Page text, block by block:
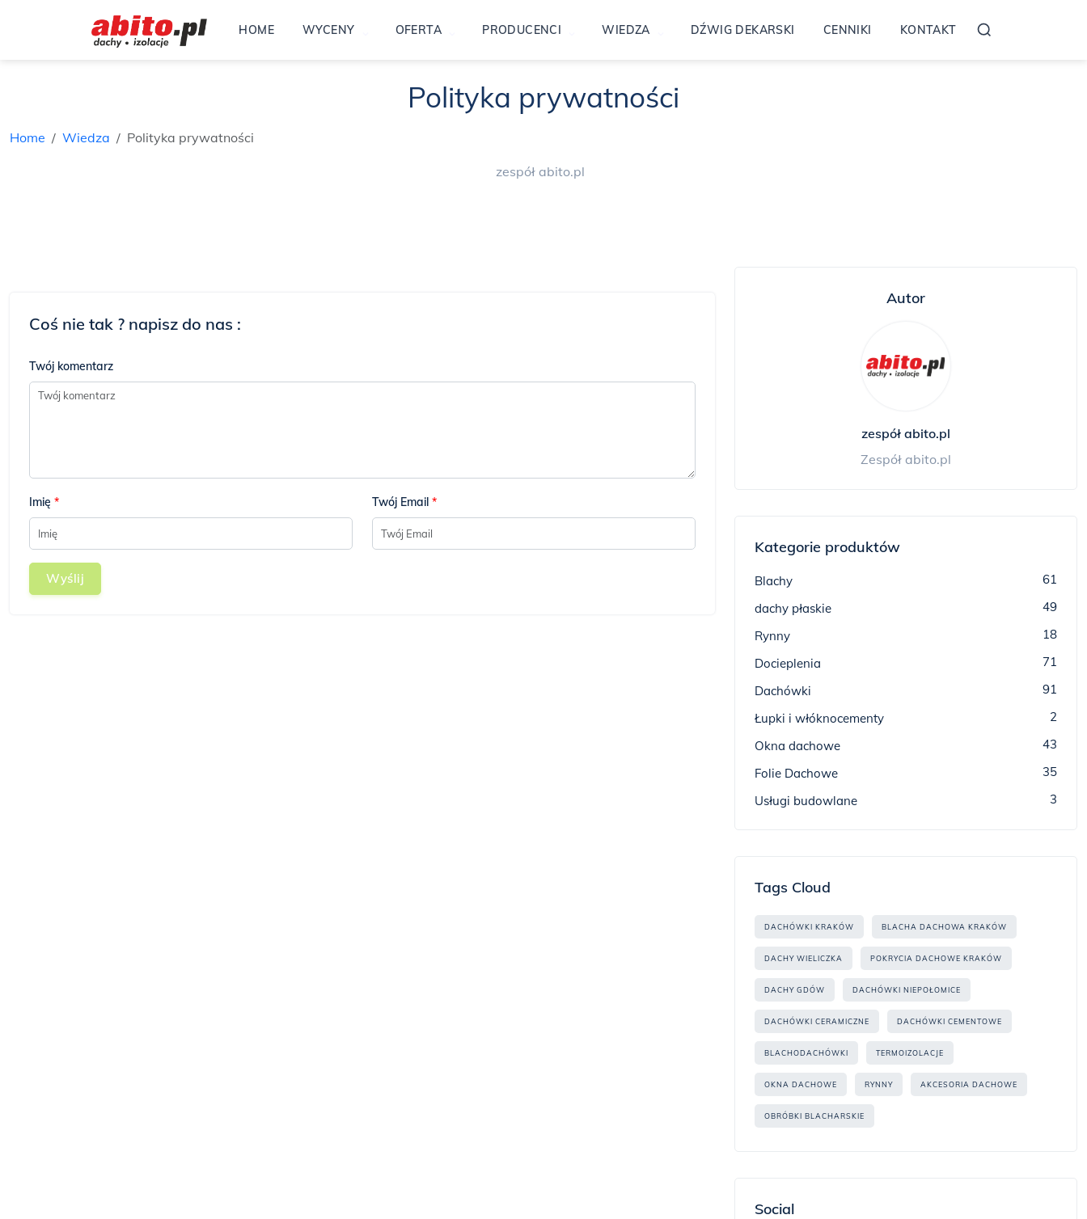
HOME WYCENY OFERTA PRODUCENCI WIEDZA DŹWIG DEKARSKI CENNIKI KONTAKT
Polityka prywatności
Home Wiedza Polityka prywatności
zespół abito.pl
Coś nie tak ? napisz do nas :
Twój komentarz
Imię * Twój Email *
Wyślij
Autor
zespół abito.pl
Zespół abito.pl
Kategorie produktów
Blachy
61
dachy płaskie
49
Rynny
18
Docieplenia
71
Dachówki
91
Łupki i włóknocementy
2
Okna dachowe
43
Folie Dachowe
35
Usługi budowlane
3
Tags Cloud
DACHÓWKI KRAKÓW BLACHA DACHOWA KRAKÓW
DACHY WIELICZKA POKRYCIA DACHOWE KRAKÓW
DACHY GDÓW DACHÓWKI NIEPOŁOMICE
DACHÓWKI CERAMICZNE DACHÓWKI CEMENTOWE
BLACHODACHÓWKI TERMOIZOLACJE
OKNA DACHOWE RYNNY AKCESORIA DACHOWE
OBRÓBKI BLACHARSKIE
Social